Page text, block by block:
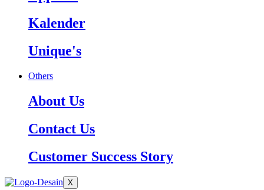
Kalender
Unique's
Others
About Us
Contact Us
Customer Success Story
X